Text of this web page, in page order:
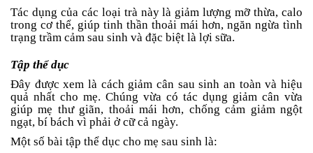
Tác dụng của các loại trà này là giảm lượng mỡ thừa, calo
trong cơ thể, giúp tinh thần thoải mái hơn, ngăn ngừa tình
trạng trầm cảm sau sinh và đặc biệt là lợi sữa.
Tập thể dục
Đây được xem là cách giảm cân sau sinh an toàn và hiệu
quả nhất cho mẹ. Chúng vừa có tác dụng giảm cân vừa
giúp mẹ thư giãn, thoải mái hơn, chống cảm giảm ngột
ngạt, bí bách vì phải ở cữ cả ngày.
Một số bài tập thể dục cho mẹ sau sinh là: